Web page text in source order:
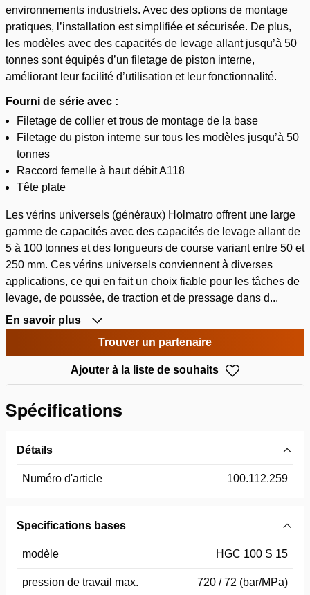
environnements industriels. Avec des options de montage
pratiques, l’installation est simplifiée et sécurisée. De plus,
les modèles avec des capacités de levage allant jusqu’à 50
tonnes sont équipés d’un filetage de piston interne,
améliorant leur facilité d’utilisation et leur fonctionnalité.
Fourni de série avec :
Filetage de collier et trous de montage de la base
Filetage du piston interne sur tous les modèles jusqu’à 50
tonnes
Raccord femelle à haut débit A118
Tête plate
Les vérins universels (généraux) Holmatro offrent une large
gamme de capacités avec des capacités de levage allant de
5 à 100 tonnes et des longueurs de course variant entre 50 et
250 mm. Ces vérins universels conviennent à diverses
applications, ce qui en fait un choix fiable pour les tâches de
levage, de poussée, de traction et de pressage dans d...
En savoir plus
Trouver un partenaire
Ajouter à la liste de souhaits
Spécifications
Détails
Numéro d'article 100.112.259
Specifications bases
modèle HGC 100 S 15
pression de travail max. 720 / 72 (bar/MPa)